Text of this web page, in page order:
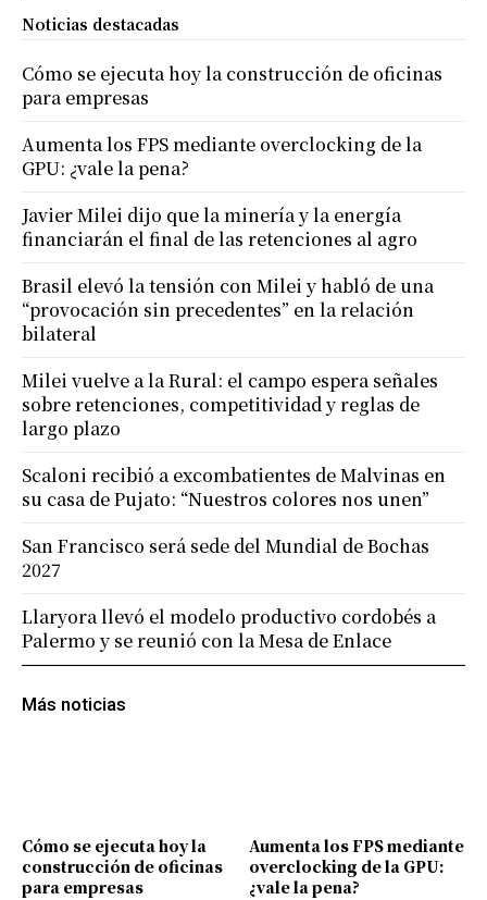
Más noticias
Cómo se ejecuta hoy la
construcción de oficinas
para empresas
Aumenta los FPS mediante
overclocking de la GPU:
¿vale la pena?
Noticias destacadas
Cómo se ejecuta hoy la construcción de oficinas
para empresas
Aumenta los FPS mediante overclocking de la
GPU: ¿vale la pena?
Javier Milei dijo que la minería y la energía
financiarán el final de las retenciones al agro
Brasil elevó la tensión con Milei y habló de una
“provocación sin precedentes” en la relación
bilateral
Milei vuelve a la Rural: el campo espera señales
sobre retenciones, competitividad y reglas de
largo plazo
Scaloni recibió a excombatientes de Malvinas en
su casa de Pujato: “Nuestros colores nos unen”
San Francisco será sede del Mundial de Bochas
2027
Llaryora llevó el modelo productivo cordobés a
Palermo y se reunió con la Mesa de Enlace